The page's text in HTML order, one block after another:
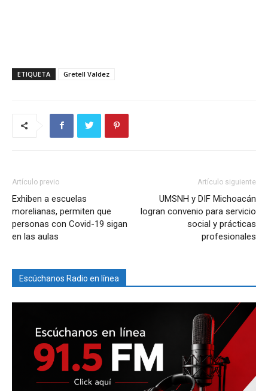
ETIQUETA Gretell Valdez
Artículo previo
Exhiben a escuelas
morelianas, permiten que
personas con Covid-19 sigan
en las aulas
Artículo siguiente
UMSNH y DIF Michoacán
logran convenio para servicio
social y prácticas
profesionales
Escúchanos Radio en línea